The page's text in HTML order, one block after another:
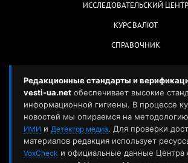
ИССЛЕДОВАТЕЛЬСКИЙ ЦЕНТР
КУРС ВАЛЮТ
СПРАВОЧНИК
Редакционные стандарты и
vesti-ua.net обеспечивает высокие
информационной гигиены. В процессе
новостей мы опираемся на
ИМИ и Детектор медиа. Для проверки
материалов редакция использует
VoxCheck и официальные данные Центра